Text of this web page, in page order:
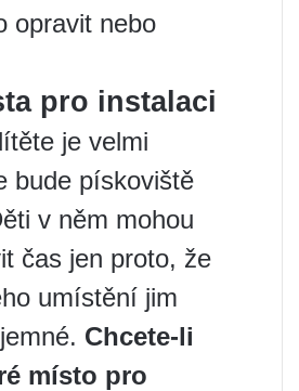
opravit nebo
pro instalaci
je velmi
bude pískoviště
v něm mohou
čas jen proto, že
umístění jim
Chcete-li
místo pro